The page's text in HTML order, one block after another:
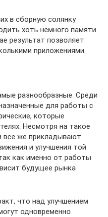
в сборную солянку
хоть немного памяти.
результат позволяет
приложениями.
разнообразные. Среди
для работы с
которые
Несмотря на такое
все же прикладывают
и улучшения той
как именно от работы
будущее рынка
что над улучшением
одновременно